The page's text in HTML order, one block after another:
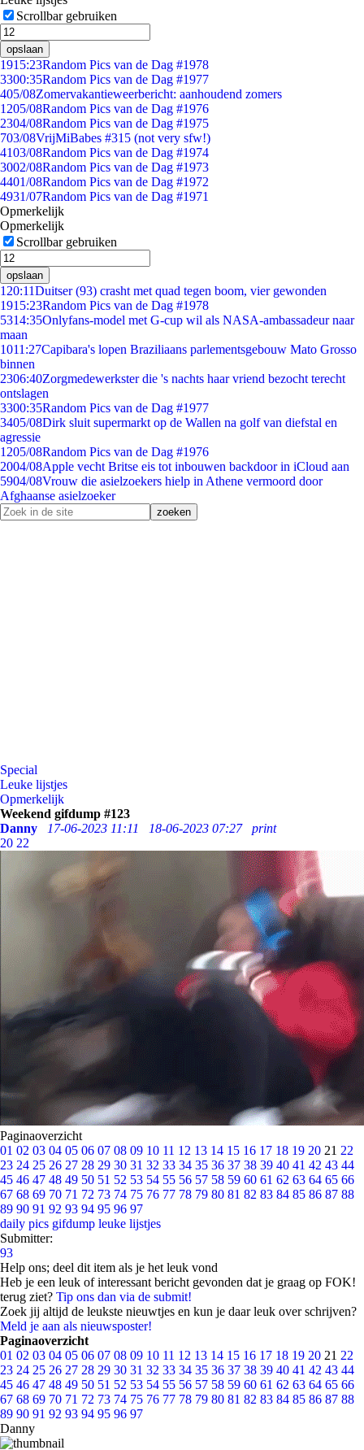
Scrollbar gebruiken
opslaan
1915:23Random Pics van de Dag #1978
3300:35Random Pics van de Dag #1977
405/08Zomervakantieweerbericht: aanhoudend zomers
1205/08Random Pics van de Dag #1976
2304/08Random Pics van de Dag #1975
703/08VrijMiBabes #315 (not very sfw!)
4103/08Random Pics van de Dag #1974
3002/08Random Pics van de Dag #1973
4401/08Random Pics van de Dag #1972
4931/07Random Pics van de Dag #1971
Opmerkelijk
Opmerkelijk
Scrollbar gebruiken
opslaan
1 20:11Duitser (93) crasht met quad tegen boom, vier gewonden
1915:23Random Pics van de Dag #1978
5314:35Onlyfans-model met G-cup wil als NASA-ambassadeur naar
maan
1011:27Capibara's lopen Braziliaans parlementsgebouw Mato Grosso
binnen
2306:40Zorgmedewerkster die 's nachts haar vriend bezocht terecht
ontslagen
3300:35Random Pics van de Dag #1977
3405/08Dirk sluit supermarkt op de Wallen na golf van diefstal en
agressie
1205/08Random Pics van de Dag #1976
2004/08Apple vecht Britse eis tot inbouwen backdoor in iCloud aan
5904/08Vrouw die asielzoekers hielp in Athene vermoord door
Afghaanse asielzoeker
Special
Leuke lijstjes
Opmerkelijk
Weekend gifdump #123
Danny
17-06-2023 11:11 18-06-2023 07:27
print
20 22
Paginaoverzicht
01 02 03 04 05 06 07 08 09 10 11 12 13 14 15 16 17 18 19 20 21 22
23 24 25 26 27 28 29 30 31 32 33 34 35 36 37 38 39 40 41 42 43 44
45 46 47 48 49 50 51 52 53 54 55 56 57 58 59 60 61 62 63 64 65 66
67 68 69 70 71 72 73 74 75 76 77 78 79 80 81 82 83 84 85 86 87 88
89 90 91 92 93 94 95 96 97
daily pics gifdump leuke lijstjes
Submitter:
93
Help ons; deel dit item als je het leuk vond
Heb je een leuk of interessant bericht gevonden dat je graag op FOK!
terug ziet? Tip ons dan via de submit!
Zoek jij altijd de leukste nieuwtjes en kun je daar leuk over schrijven?
Meld je aan als nieuwsposter!
Paginaoverzicht
01 02 03 04 05 06 07 08 09 10 11 12 13 14 15 16 17 18 19 20 21 22
23 24 25 26 27 28 29 30 31 32 33 34 35 36 37 38 39 40 41 42 43 44
45 46 47 48 49 50 51 52 53 54 55 56 57 58 59 60 61 62 63 64 65 66
67 68 69 70 71 72 73 74 75 76 77 78 79 80 81 82 83 84 85 86 87 88
89 90 91 92 93 94 95 96 97
Danny